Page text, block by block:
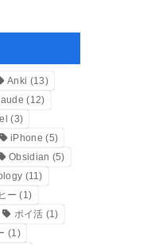
Anki (13)
(12)
(3)
iPhone (5)
Obsidian (5)
(11)
ー (1)
ポイ活 (1)
(1)